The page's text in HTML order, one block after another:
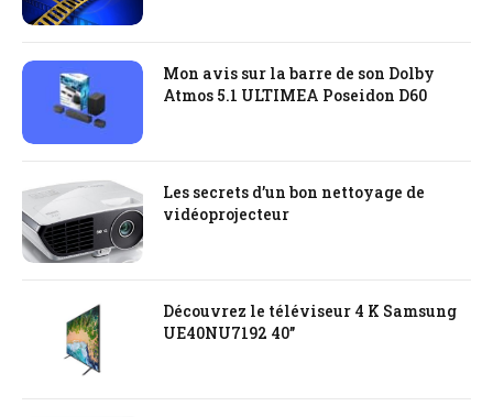
Mon avis sur la barre de son Dolby
Atmos 5.1 ULTIMEA Poseidon D60
Les secrets d’un bon nettoyage de
vidéoprojecteur
Découvrez le téléviseur 4 K Samsung
UE40NU7192 40’’